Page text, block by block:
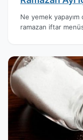
Ne yemek
ramazan iftar